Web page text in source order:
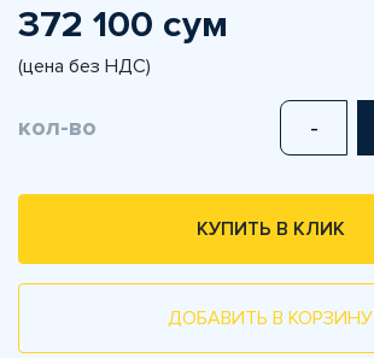
372 100 сум
(цена без НДС)
кол-во -
КУПИТЬ В КЛИК
ДОБАВИТЬ В КОРЗИНУ